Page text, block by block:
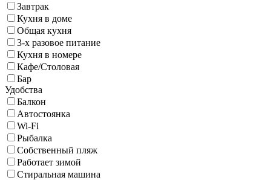
Завтрак
Кухня в доме
Общая кухня
3-х разовое питание
Кухня в номере
Кафе/Столовая
Бар
Удобства
Балкон
Автостоянка
Wi-Fi
Рыбалка
Собственный пляж
Работает зимой
Стиральная машина